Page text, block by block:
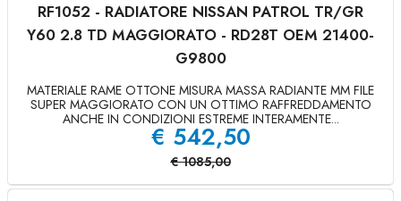
RF1052 - RADIATORE NISSAN PATROL TR/GR
Y60 2.8 TD MAGGIORATO - RD28T OEM 21400-
G9800
MATERIALE RAME OTTONE MISURA MASSA RADIANTE MM FILE
SUPER MAGGIORATO CON UN OTTIMO RAFFREDDAMENTO
ANCHE IN CONDIZIONI ESTREME INTERAMENTE...
€ 542,50
€ 1085,00